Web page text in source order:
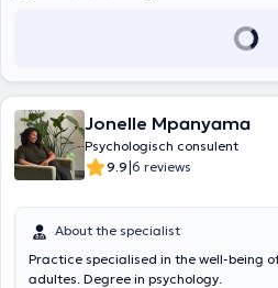
Jonelle Mpanyama
Psychologisch consulent
9.9|6 reviews
About the specialist
Practice specialised in the well-being
adultes. Degree in psychology.